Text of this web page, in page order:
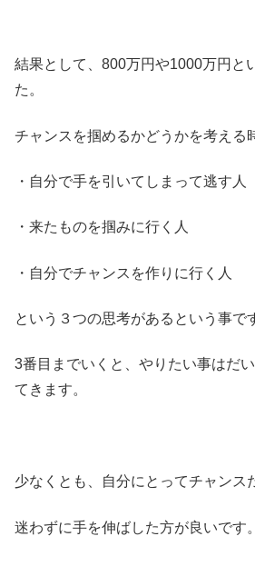
結果として、800万円や1000万円と
た。
チャンスを掴めるかどうかを考える
・自分で手を引いてしまって逃す人
・来たものを掴みに行く人
・自分でチャンスを作りに行く人
という３つの思考があるという事で
3番目までいくと、やりたい事はだ
てきます。
少なくとも、自分にとってチャンス
迷わずに手を伸ばした方が良いです。